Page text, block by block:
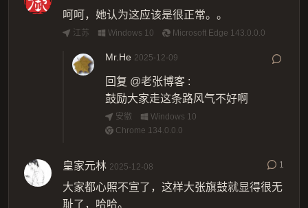
呵呵，她认为这应该是很正常。。
江苏 Windows 10 Microsoft Edge 143.0.0.0
Mr.He 2025-12-09
回复 @老张博客 :
鼓励大家走这条路风气不好啊
安徽
Windows 10
Chrome 134.0.0.0
皇家元林 2025-12-08 1
大家都心照不宣了，这样大张旗鼓就显得很无
耻了，哈哈。